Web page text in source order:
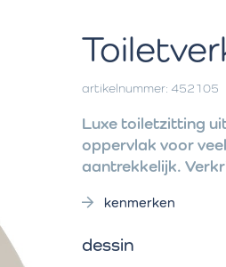
artikelnummer: 452105
Luxe toiletzitting
oppervlak voor
aantrekkelijk.
kenmerken
dessin